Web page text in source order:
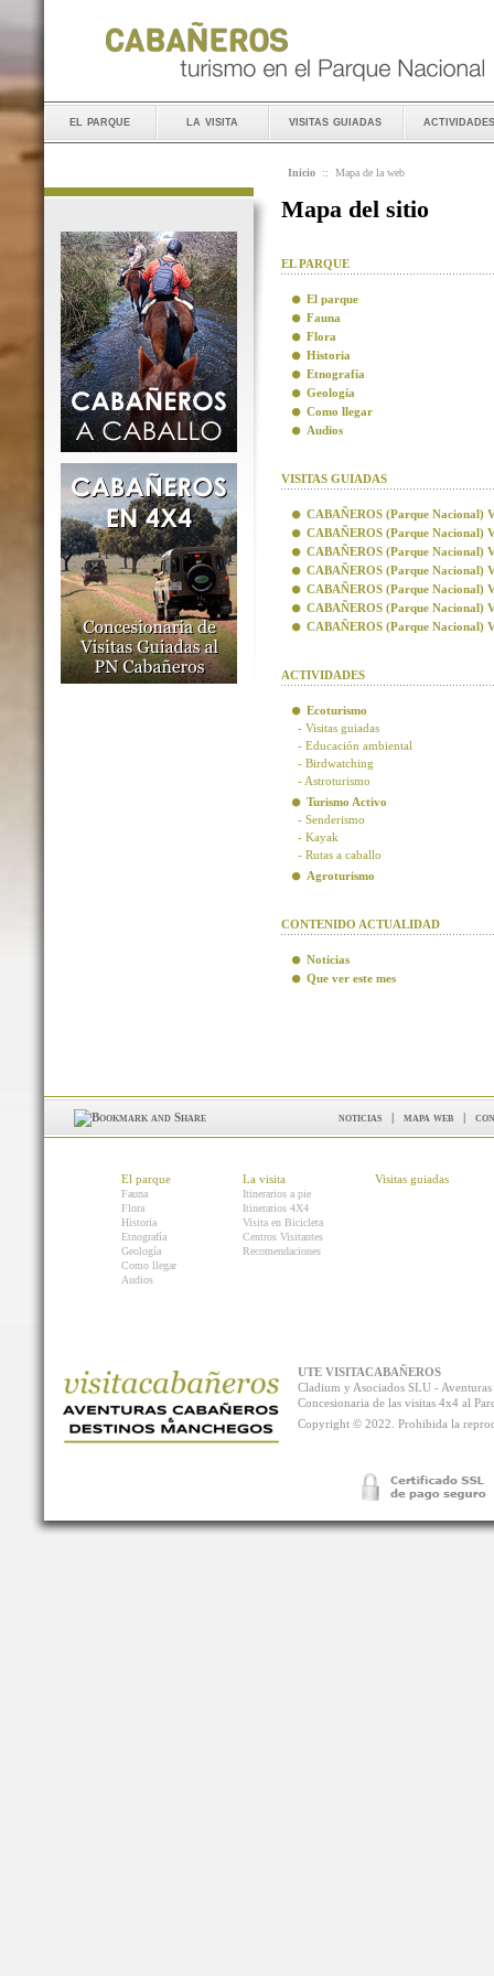
el parque la visita visitas guiadas actividades
Inicio :: Mapa de la web
Mapa del sitio
EL PARQUE
El parque
Fauna
Flora
Historia
Etnografía
Geología
Como llegar
Audios
VISITAS GUIADAS
CABAÑEROS (Parque Nacional)
CABAÑEROS (Parque Nacional)
CABAÑEROS (Parque Nacional)
CABAÑEROS (Parque Nacional)
CABAÑEROS (Parque Nacional)
CABAÑEROS (Parque Nacional)
CABAÑEROS (Parque Nacional)
ACTIVIDADES
Ecoturismo
- Visitas guiadas
- Educación ambiental
- Birdwatching
- Astroturismo
Turismo Activo
- Senderismo
- Kayak
- Rutas a caballo
Agroturismo
CONTENIDO ACTUALIDAD
Noticias
Que ver este mes
noticias | mapa web |
El parque
Fauna
Flora
Historia
Etnografía
Geología
Como llegar
Audios
La visita
Itinerarios a pie
Itinerarios 4X4
Visita en Bicicleta
Centros Visitantes
Recomendaciones
Visitas guiadas
UTE VISITACABAÑEROS
Cladium y Asociados SLU -
Concesionaria de las visitas 4x4 al
Copyright © 2022. Prohibida la